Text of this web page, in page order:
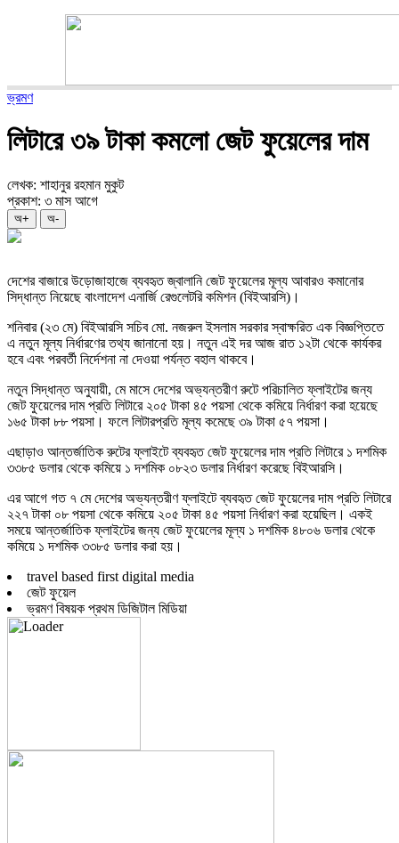
ভ্রমণ
লিটারে ৩৯ টাকা কমলো জেট ফুয়েলের দাম
লেখক: শাহানুর রহমান মুকুট
প্রকাশ: ৩ মাস আগে
অ+ অ-
দেশের বাজারে উড়োজাহাজে ব্যবহৃত জ্বালানি জেট ফুয়েলের মূল্য আবারও কমানোর
সিদ্ধান্ত নিয়েছে বাংলাদেশ এনার্জি রেগুলেটরি কমিশন (বিইআরসি)।
শনিবার (২৩ মে) বিইআরসি সচিব মো. নজরুল ইসলাম সরকার স্বাক্ষরিত এক বিজ্ঞপ্তিতে
এ নতুন মূল্য নির্ধারণের তথ্য জানানো হয়। নতুন এই দর আজ রাত ১২টা থেকে কার্যকর
হবে এবং পরবর্তী নির্দেশনা না দেওয়া পর্যন্ত বহাল থাকবে।
নতুন সিদ্ধান্ত অনুযায়ী, মে মাসে দেশের অভ্যন্তরীণ রুটে পরিচালিত ফ্লাইটের জন্য
জেট ফুয়েলের দাম প্রতি লিটারে ২০৫ টাকা ৪৫ পয়সা থেকে কমিয়ে নির্ধারণ করা হয়েছে
১৬৫ টাকা ৮৮ পয়সা। ফলে লিটারপ্রতি মূল্য কমেছে ৩৯ টাকা ৫৭ পয়সা।
এছাড়াও আন্তর্জাতিক রুটের ফ্লাইটে ব্যবহৃত জেট ফুয়েলের দাম প্রতি লিটারে ১ দশমিক
৩৩৮৫ ডলার থেকে কমিয়ে ১ দশমিক ০৮২৩ ডলার নির্ধারণ করেছে বিইআরসি।
এর আগে গত ৭ মে দেশের অভ্যন্তরীণ ফ্লাইটে ব্যবহৃত জেট ফুয়েলের দাম প্রতি লিটারে
২২৭ টাকা ০৮ পয়সা থেকে কমিয়ে ২০৫ টাকা ৪৫ পয়সা নির্ধারণ করা হয়েছিল। একই
সময়ে আন্তর্জাতিক ফ্লাইটের জন্য জেট ফুয়েলের মূল্য ১ দশমিক ৪৮০৬ ডলার থেকে
কমিয়ে ১ দশমিক ৩৩৮৫ ডলার করা হয়।
travel based first digital media
জেট ফুয়েল
ভ্রমণ বিষয়ক প্রথম ডিজিটাল মিডিয়া